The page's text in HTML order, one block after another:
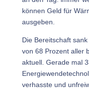
können Geld für
ausgeben.
Die Bereitschaft
von 68 Prozent aller
aktuell. Gerade mal
verhasste und